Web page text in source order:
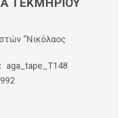
ΤΕΚΜΗΡΙΟΥ
“Νικόλαος
aga_tape_T148